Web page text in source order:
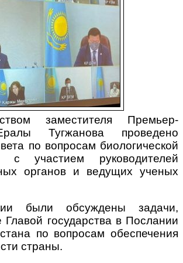
заместителя Премьер-
Тугжанова проведено
по вопросам биологической
с участием руководителей
органов и ведущих ученых
были обсуждены задачи,
Главой государства в Послании
по вопросам обеспечения
страны.